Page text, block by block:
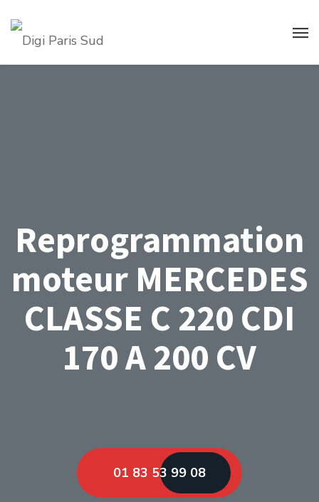
Reprogrammation
moteur MERCEDES
CLASSE C 220 CDI
170 A 200 CV
01 83 53 99 08